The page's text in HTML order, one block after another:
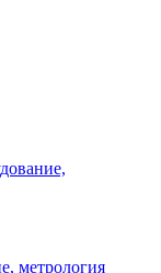
метрология